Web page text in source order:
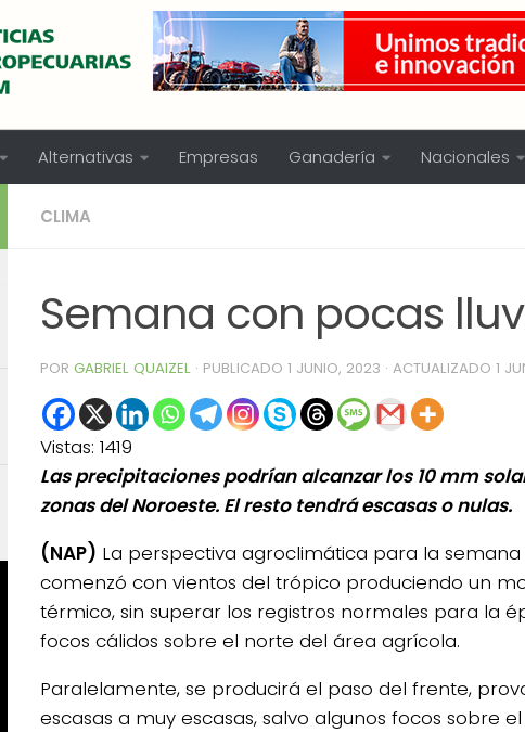
Alternativas Empresas Ganadería Nacionales
CLIMA
Semana con pocas
POR GABRIEL QUAIZEL · PUBLICADO 1 JUNIO, 2023 · ACTUALIZADO 1
Vistas: 1419
Las precipitaciones podrían alcanzar los 10 mm
zonas del Noroeste. El resto tendrá escasas o nulas.
(NAP) La perspectiva agroclimática para la semana
comenzó con vientos del trópico produciendo un
térmico, sin superar los registros normales para la
focos cálidos sobre el norte del área agrícola.
Paralelamente, se producirá el paso del frente,
escasas a muy escasas, salvo algunos focos sobre